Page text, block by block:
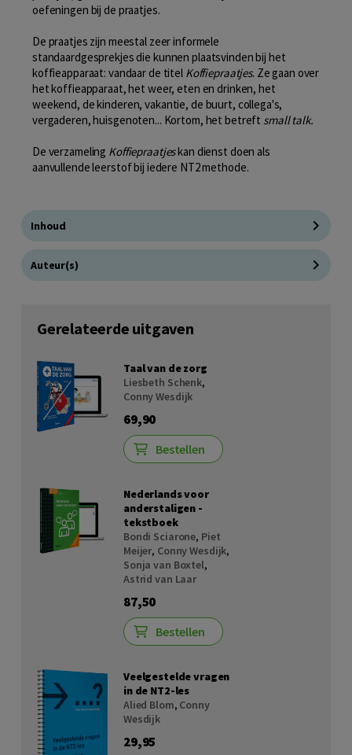
oefeningen bij de praatjes.
De praatjes zijn meestal zeer informele
standaardgesprekjes die kunnen plaatsvinden bij het
koffieapparaat: vandaar de titel Koffiepraatjes. Ze gaan over
het koffieapparaat, het weer, eten en drinken, het
weekend, de kinderen, vakantie, de buurt, collega's,
vergaderen, huisgenoten... Kortom, het betreft small talk.
De verzameling Koffiepraatjeskan dienst doen als
aanvullende leerstof bij iedere NT2 methode.
Inhoud
Auteur(s)
Gerelateerde uitgaven
Taal van de zorg
Liesbeth Schenk,
Conny Wesdijk
69,90
Bestellen
Nederlands voor
anderstaligen -
tekstboek
Bondi Sciarone, Piet
Meijer, Conny Wesdijk,
Sonja van Boxtel,
Astrid van Laar
87,50
Bestellen
Veelgestelde vragen
in de NT2-les
Alied Blom, Conny
Wesdijk
29,95